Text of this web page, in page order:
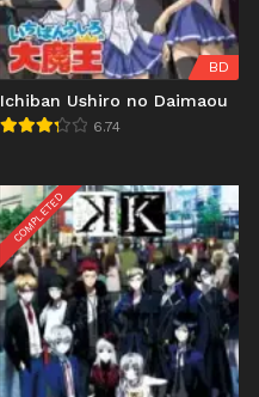
BD
Ichiban Ushiro no Daimaou
6.74
COMPLETED